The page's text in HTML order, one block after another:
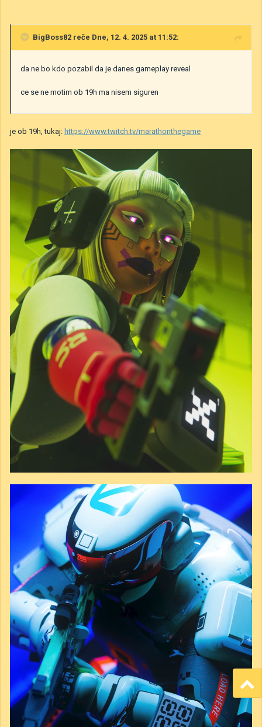
BigBoss82 reče Dne, 12. 4. 2025 at 11:52:
da ne bo kdo pozabil da je danes gameplay reveal
ce se ne motim ob 19h ma nisem siguren
je ob 19h, tukaj: https://www.twitch.tv/marathonthegame